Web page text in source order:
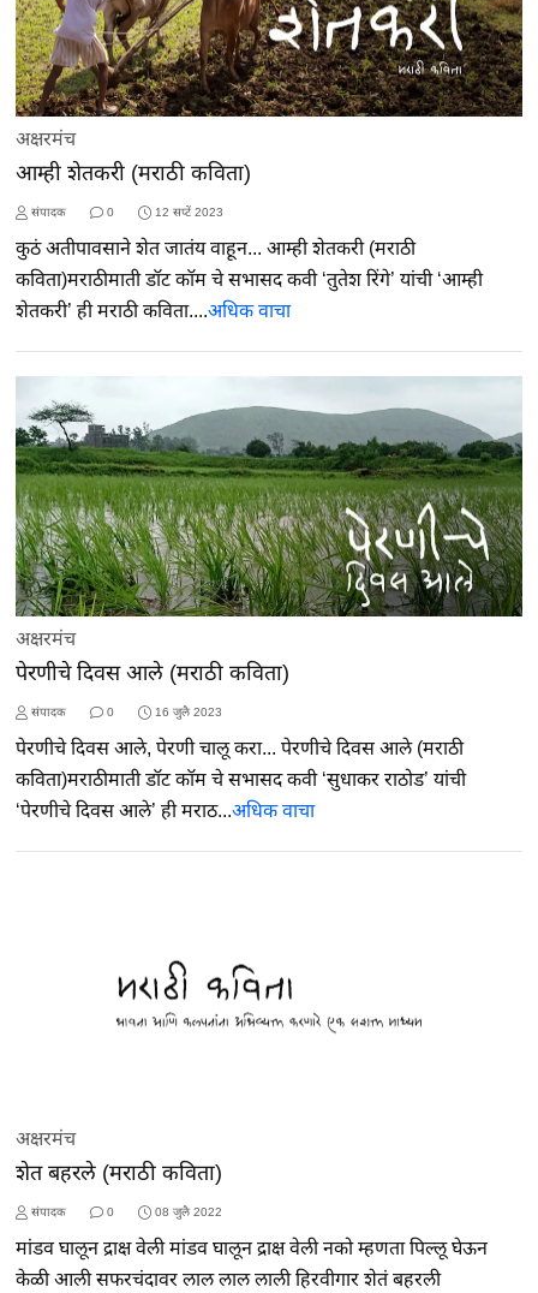
अक्षरमंच
आम्ही शेतकरी (मराठी कविता)
संपादक 0 12 सप्टें 2023
कुठं अतीपावसाने शेत जातंय वाहून... आम्ही शेतकरी (मराठी
कविता)मराठीमाती डॉट कॉम चे सभासद कवी ‘तुतेश रिंगे’ यांची ‘आम्ही
शेतकरी’ ही मराठी कविता....अधिक वाचा
अक्षरमंच
पेरणीचे दिवस आले (मराठी कविता)
संपादक 0 16 जुलै 2023
पेरणीचे दिवस आले, पेरणी चालू करा... पेरणीचे दिवस आले (मराठी
कविता)मराठीमाती डॉट कॉम चे सभासद कवी ‘सुधाकर राठोड’ यांची
‘पेरणीचे दिवस आले’ ही मराठ...अधिक वाचा
अक्षरमंच
शेत बहरले (मराठी कविता)
संपादक 0 08 जुलै 2022
मांडव घालून द्राक्ष वेली मांडव घालून द्राक्ष वेली नको म्हणता पिल्लू घेऊन
केळी आली सफरचंदावर लाल लाल लाली हिरवीगार शेतं बहरली